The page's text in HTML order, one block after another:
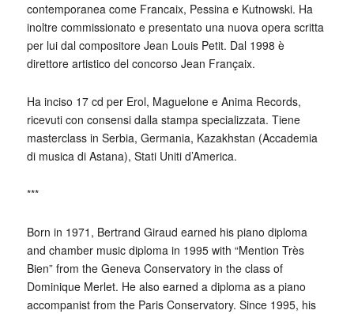
contemporanea come Francaix, Pessina e Kutnowski. Ha
inoltre commissionato e presentato una nuova opera scritta
per lui dal compositore Jean Louis Petit. Dal 1998 è
direttore artistico del concorso Jean Françaix.
Ha inciso 17 cd per Erol, Maguelone e Anima Records,
ricevuti con consensi dalla stampa specializzata. Tiene
masterclass in Serbia, Germania, Kazakhstan (Accademia
di musica di Astana), Stati Uniti d’America.
***
Born in 1971, Bertrand Giraud earned his piano diploma
and chamber music diploma in 1995 with “Mention Très
Bien” from the Geneva Conservatory in the class of
Dominique Merlet. He also earned a diploma as a piano
accompanist from the Paris Conservatory. Since 1995, his